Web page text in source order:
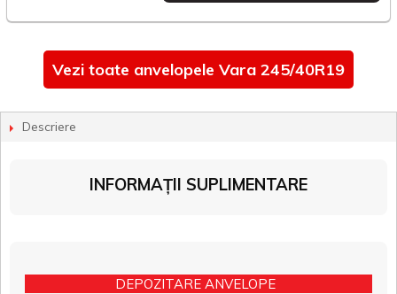
Vezi toate anvelopele Vara 245/40R19
Descriere
INFORMAȚII SUPLIMENTARE
DEPOZITARE ANVELOPE